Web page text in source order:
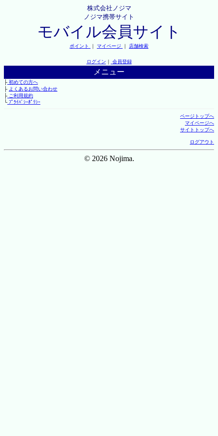
株式会社ノジマ
ノジマ携帯サイト
モバイル会員サイト
ポイント ｜ マイページ ｜ 店舗検索
ログイン ｜ 会員登録
メニュー
├初めての方へ
├ よくあるお問い合わせ
├ご利用規約
└ﾌﾟﾗｲﾊﾞｼｰﾎﾟﾘｼｰ
ページトップへ
マイページへ
サイトトップへ
ログアウト
© 2026 Nojima.